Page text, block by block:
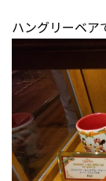
ハングリーベア